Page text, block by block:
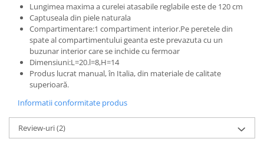
Lungimea maxima a curelei atasabile reglabile este de 120 cm
Captuseala din piele naturala
Compartimentare:1 compartiment interior.Pe peretele din
spate al compartimentului geanta este prevazuta cu un
buzunar interior care se inchide cu fermoar
Dimensiuni:L=20.l=8,H=14
Produs lucrat manual, în Italia, din materiale de calitate
superioară.
Informatii conformitate produs
Review-uri(2)